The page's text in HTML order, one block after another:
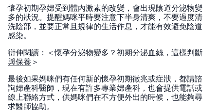
懷孕初期孕婦受到體內激素的改變，會出現陰道分泌物變
多的狀況。提醒媽咪平時要注意下半身清爽，不要過度清
洗陰部，並要正常且規律的生活作息，才能有效避免陰道
感染。
衍伸閱讀：＜懷孕分泌物變多？初期分泌血絲，這樣判斷
與保養 ＞
最後如果媽咪們有任何新的懷孕初期徵兆或症狀，都請諮
詢婦產科醫師，現在有許多專業婦產科，也會提供電話或
線上聯絡方式，供媽咪們在不方便外出的時候，也能夠尋
求醫師協助。